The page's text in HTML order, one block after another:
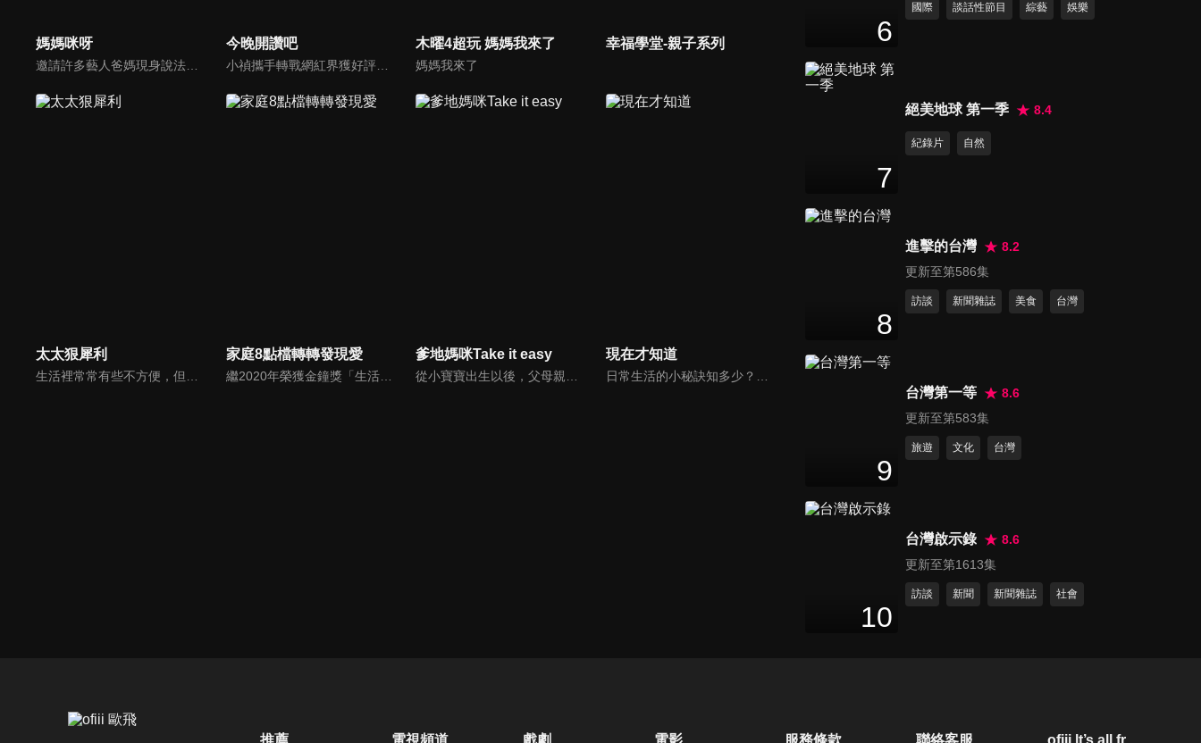
媽媽咪呀 今晚開讚吧
小禎攜手轉戰網紅界獲好評的羅時豐主持綜藝節目《今晚開讚吧》，節目嘗試創新互動式節目，帶動討論時事及創新的議題，打破傳統的談話模式，進而更貼近網路群眾。
木曜4超玩 媽媽我來了
媽媽我來了
幸福學堂-親子系列
太太狠犀利
生活裡常常有些不方便，但其實只要有一些小創意，就會讓生活變得更有趣，就讓美食達人焦志方與生活玩家巴鈺帶領專家們，告訴大家最即時、最便利、最實用的解決之道！
家庭8點檔轉轉發現愛
繼2020年榮獲金鐘獎「生活風格節目主持人獎」，2021年再度入圍，從真理出發的家庭談話性節目，針對現代婚姻家庭議題讓您輕鬆掌握關注方向。
爹地媽咪Take it easy
從小寶寶出生以後，父母親就該使承受各種各樣的壓力。小寶寶的健康，教育費的負擔，乃至於社會跟親友的期許，都讓父母整日擔憂。本集節目還邀請台北醫院大學附設醫院的臨床心理師黃意霖，提供紓解壓力的方法。
現在才知道
日常生活的小秘訣知多少？由理財專家賴憲政、美麗人妻季芹，用貼近民心的實際案例、最新時事的話題來分析研討，讓你了解生活中的理財消費、民生、旅遊等問題。
第16集 誰說媽媽=黃臉婆！在
第17集 大孩子也想聽故事！好
47
第19集 孩子回娘家高興顧！聽
媽團秘密之夜！
帶孫你放心嗎？！
47
第22集 望子成龍望女成鳳！對
孩子未來的期許！
分鐘
6
國際 談話性節目 綜藝 娛樂
7
絕美地球 第一季 8.4
紀錄片 自然
8
進擊的台灣
8.2
更新至第586集
訪談 新聞雜誌 美食 台灣
9
台灣第一等
8.6
更新至第583集
旅遊 文化 台灣
10
台灣啟示錄
8.6
更新至第1613集
訪談 新聞 新聞雜誌 社會
推薦 電視頻道 戲劇 電影 服務條款 聯絡客服